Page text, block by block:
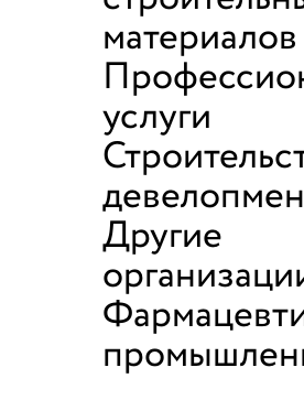
материалов
услуги
Другие